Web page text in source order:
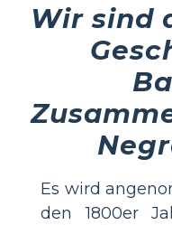
Wir sind
Es wird
den 1800er